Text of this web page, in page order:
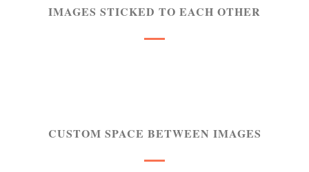
IMAGES STICKED TO EACH OTHER
CUSTOM SPACE BETWEEN IMAGES